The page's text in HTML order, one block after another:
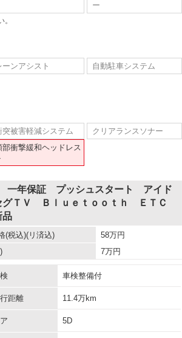
ー
ーンアシスト
自動駐車システム
突被害軽減システム
クリアランスソナー
部衝撃緩和ヘッドレス
一年保証 プッシュスタート アイド
ＴＶ Ｂｌｕｅｔｏｏｔｈ ＥＴＣ
品
(税込)(リ済込) 58万円
7万円
車検整備付
距離 11.4万km
5D